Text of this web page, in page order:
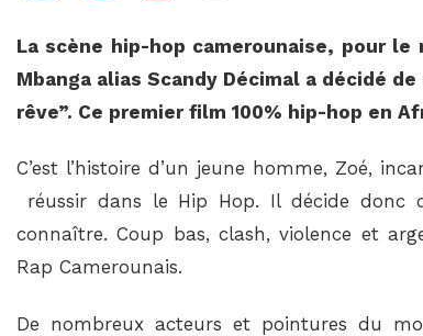
La scène hip-hop camerounaise, pour
Mbanga alias Scandy Décimal a décidé
rêve”. Ce premier film 100% hip-hop en
C’est l’histoire d’un jeune homme, Zoé,
réussir dans le Hip Hop. Il décide
connaître. Coup bas, clash, violence et
Rap Camerounais.
De nombreux acteurs et pointures du